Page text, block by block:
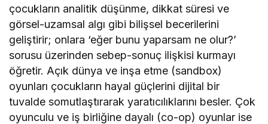
çocukların analitik düşünme, dikkat süresi ve
görsel-uzamsal algı gibi bilişsel becerilerini
geliştirir; onlara ‘eğer bunu yaparsam ne olur?’
sorusu üzerinden sebep-sonuç ilişkisi kurmayı
öğretir. Açık dünya ve inşa etme (sandbox)
oyunları çocukların hayal güçlerini dijital bir
tuvalde somutlaştırarak yaratıcılıklarını besler. Çok
oyunculu ve iş birliğine dayalı (co-op) oyunlar ise